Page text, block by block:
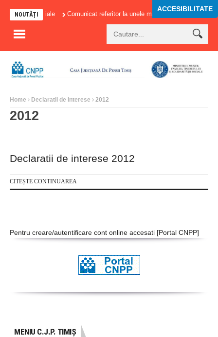
NOUTĂȚIsociale Comunicat referitor la unele masuri adoptate in
Home Declaratii de interese 2012
2012
Declaratii de interese 2012
CITEȘTE CONTINUAREA
Pentru creare/autentificare cont online accesati [Portal CNPP]
MENIU C.J.P. TIMIȘ
ACCESIBILITATE